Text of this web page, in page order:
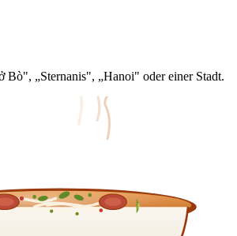
Bò", „Sternanis", „Hanoi" oder einer Stadt.